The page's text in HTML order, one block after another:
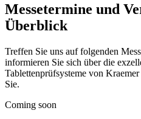
Messetermine und
Überblick
Treffen Sie uns auf folgenden
informieren Sie sich über die
Tablettenprüfsysteme von
Sie.
Coming soon